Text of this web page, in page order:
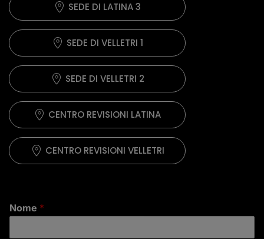
SEDE DI LATINA 3
SEDE DI VELLETRI 1
SEDE DI VELLETRI 2
CENTRO REVISIONI LATINA
CENTRO REVISIONI VELLETRI
Nome *